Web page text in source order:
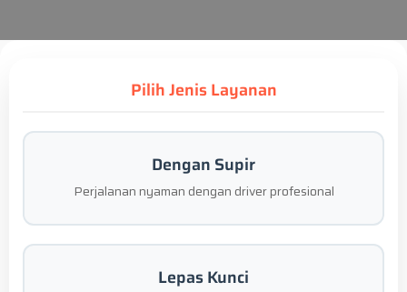
Pilih Jenis Layanan
Dengan Supir
Perjalanan nyaman dengan driver profesional
Lepas Kunci